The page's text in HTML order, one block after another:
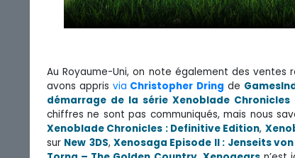
Au Royaume-Uni, on note également des ventes
avons appris via Christopher Dring de
démarrage de la série Xenoblade
chiffres ne sont pas communiqués, mais nous
Xenoblade Chronicles : Definitive Edition,
sur New 3DS,Xenosaga Episode II : Jenseits